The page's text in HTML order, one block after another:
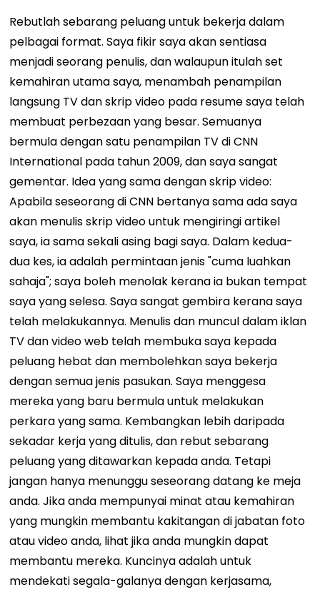
Rebutlah sebarang peluang untuk bekerja dalam
pelbagai format. Saya fikir saya akan sentiasa
menjadi seorang penulis, dan walaupun itulah set
kemahiran utama saya, menambah penampilan
langsung TV dan skrip video pada resume saya telah
membuat perbezaan yang besar. Semuanya
bermula dengan satu penampilan TV di CNN
International pada tahun 2009, dan saya sangat
gementar. Idea yang sama dengan skrip video:
Apabila seseorang di CNN bertanya sama ada saya
akan menulis skrip video untuk mengiringi artikel
saya, ia sama sekali asing bagi saya. Dalam kedua-
dua kes, ia adalah permintaan jenis "cuma luahkan
sahaja"; saya boleh menolak kerana ia bukan tempat
saya yang selesa. Saya sangat gembira kerana saya
telah melakukannya. Menulis dan muncul dalam iklan
TV dan video web telah membuka saya kepada
peluang hebat dan membolehkan saya bekerja
dengan semua jenis pasukan.Saya menggesa
mereka yang baru bermula untuk melakukan
perkara yang sama. Kembangkan lebih daripada
sekadar kerja yang ditulis, dan rebut sebarang
peluang yang ditawarkan kepada anda. Tetapi
jangan hanya menunggu seseorang datang ke meja
anda. Jika anda mempunyai minat atau kemahiran
yang mungkin membantu kakitangan di jabatan foto
atau video anda, lihat jika anda mungkin dapat
membantu mereka. Kuncinya adalah untuk
mendekati segala-galanya dengan kerjasama,